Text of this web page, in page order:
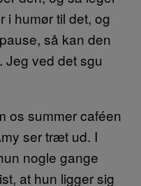
i humør til det, og
så kan den
Jeg ved det sgu
os summer caféen
ser træt ud. I
nogle gange
at hun ligger sig